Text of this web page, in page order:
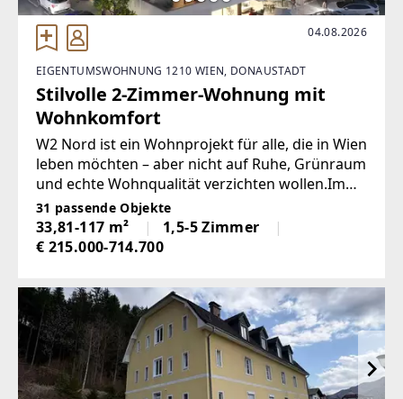
04.08.2026
EIGENTUMSWOHNUNG 1210 WIEN, DONAUSTADT
Stilvolle 2-Zimmer-Wohnung mit
Wohnkomfort
W2 Nord ist ein Wohnprojekt für alle, die in Wien
leben möchten – aber nicht auf Ruhe, Grünraum
und echte Wohnqualität verzichten wollen.Im
21. Bezirk entstehen moderne
Eigentumswohnungen mit durchdachten
Grundrissen, hellen Räumen und privaten
31 passende Objekte
33,81-117 m²
1,5-5 Zimmer
€ 215.000-714.700